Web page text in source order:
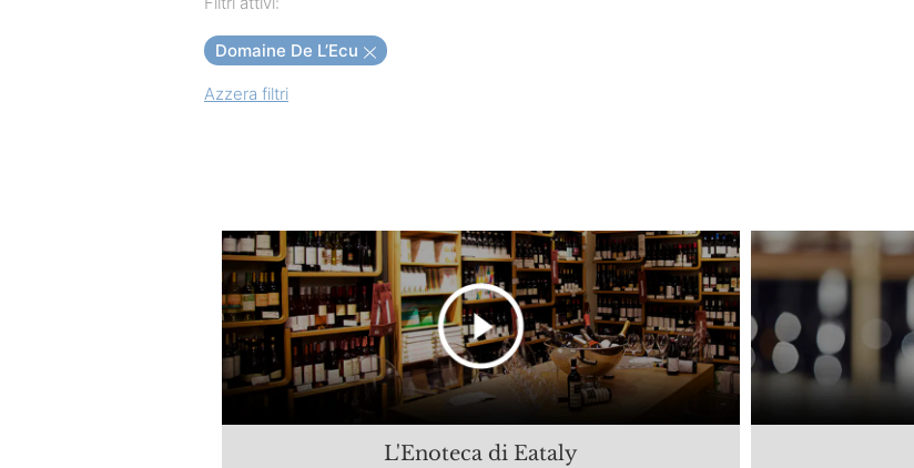
Agricola Rabasco
Alessandro Rivetto
Allegrini
Antica Torino
Antolini
Antoniolo
Arcari E Danesi
Argiolas
Domaine De L’Ecu
Azzera filtri
L'Enoteca di Eataly